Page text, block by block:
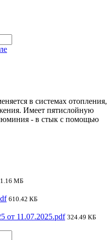
в системах отопления,
Имеет пятислойную
- в стык с помощью
1.16 МБ
610.42 КБ
11.07.2025.pdf 324.49 КБ